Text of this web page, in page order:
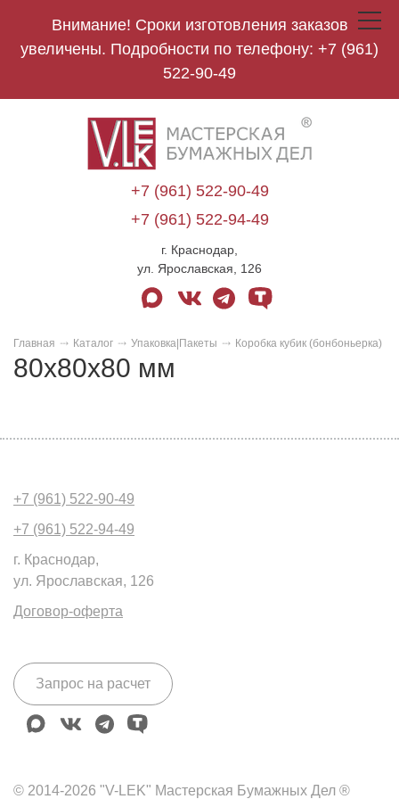
Внимание! Сроки изготовления заказов
увеличены. Подробности по телефону: +7 (961)
522-90-49
V.Lek
logo
+7 (961) 522-90-49
+7 (961) 522-94-49
г. Краснодар,
ул. Ярославская, 126
max vk telegramtenchat
Toggle
Главная Каталог Упаковка|Пакеты Коробка кубик (бонбоньерка)
80х80х80 мм
+7 (961) 522-90-49
+7 (961) 522-94-49
г. Краснодар,
ул. Ярославская, 126
Договор-оферта
Запрос на расчет
max telegram
tenchat
© 2014-2026 "V-LEK" Мастерская Бумажных Дел ®